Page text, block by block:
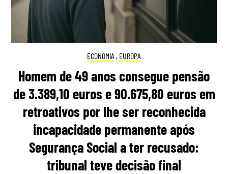
ECONOMIA , EUROPA
Homem de 49 anos consegue pensão
de 3.389,10 euros e 90.675,80 euros em
retroativos por lhe ser reconhecida
incapacidade permanente após
Segurança Social a ter recusado:
tribunal teve decisão final